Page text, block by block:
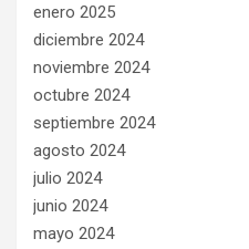
enero 2025
diciembre 2024
noviembre 2024
octubre 2024
septiembre 2024
agosto 2024
julio 2024
junio 2024
mayo 2024